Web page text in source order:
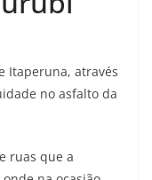
Itaperuna, através
no asfalto da
ruas que a